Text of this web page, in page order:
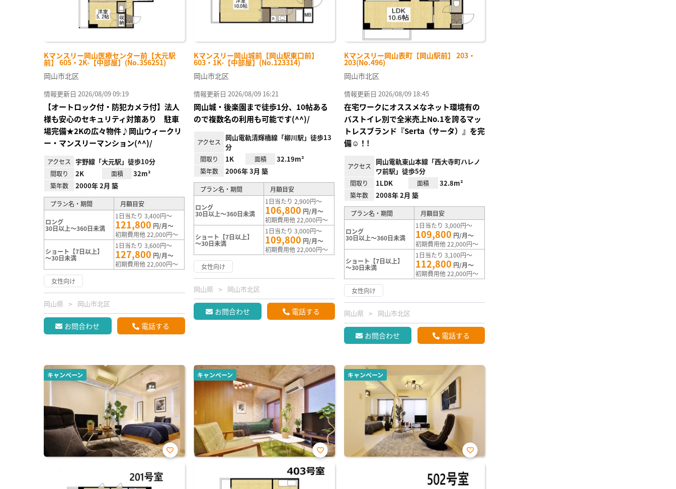
Kマンスリー岡山医療センター前【大元駅
前】 605・2K-【中部屋】(No.356251)
岡山市北区
情報更新日 2026/08/09 09:19
【オートロック付・防犯カメラ付】法人
様も安心のセキュリティ対策あり 駐車
場完備★2Kの広々物件♪岡山ウィークリ
ー・マンスリーマンション(^^)/
アクセス 宇野線「大元駅」徒歩10分
間取り 2K 面積 32m²
築年数 2000年 2月 築
プラン名・期間 月額目安
ロング
30日以上～360日未満
1日当たり 3,400円～
121,800 円/月～
初期費用他 22,000円～
ショート【7日以上】
～30日未満
1日当たり 3,600円～
127,800 円/月～
初期費用他 22,000円～
女性向け
岡山県 岡山市北区
お問合わせ 電話する
Kマンスリー岡山城前【岡山駅東口前】
603・1K-【中部屋】(No.123314)
岡山市北区
情報更新日 2026/08/09 16:21
岡山城・後楽園まで徒歩1分、10帖ある
ので複数名の利用も可能です(^^)/
アクセス
岡山電軌清輝橋線「柳川駅」徒歩13
分
間取り 1K 面積 32.19m²
築年数 2006年 3月 築
プラン名・期間 月額目安
ロング
30日以上～360日未満
1日当たり 2,900円～
106,800 円/月～
初期費用他 22,000円～
ショート【7日以上】
～30日未満
1日当たり 3,000円～
109,800 円/月～
初期費用他 22,000円～
女性向け
岡山県 岡山市北区
お問合わせ 電話する
Kマンスリー岡山表町【岡山駅前】 203・
203(No.496)
岡山市北区
情報更新日 2026/08/09 18:45
在宅ワークにオススメなネット環境有の
バストイレ別で全米売上No.1を誇るマッ
トレスブランド『Serta（サータ）』を完
備☺！!
アクセス
岡山電軌東山本線「西大寺町ハレノ
ワ前駅」徒歩5分
間取り 1LDK 面積 32.8m²
築年数 2008年 2月 築
プラン名・期間 月額目安
ロング
30日以上～360日未満
1日当たり 3,000円～
109,800 円/月～
初期費用他 22,000円～
ショート【7日以上】
～30日未満
1日当たり 3,100円～
112,800 円/月～
初期費用他 22,000円～
女性向け
岡山県 岡山市北区
お問合わせ 電話する
キャンペーン
お気
り登
録
キャンペーン
お気
に入
り登
キャンペーン
お気
に入
り登
録